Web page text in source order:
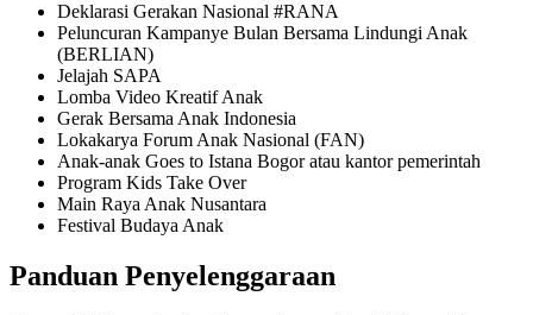
Deklarasi Gerakan Nasional #RANA
Peluncuran Kampanye Bulan Bersama Lindungi Anak
(BERLIAN)
Jelajah SAPA
Lomba Video Kreatif Anak
Gerak Bersama Anak Indonesia
Lokakarya Forum Anak Nasional (FAN)
Anak-anak Goes to Istana Bogor atau kantor pemerintah
Program Kids Take Over
Main Raya Anak Nusantara
Festival Budaya Anak
Panduan Penyelenggaraan